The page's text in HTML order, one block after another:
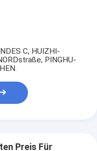
C, HUIZHI-
PINGHU-
Preis Für